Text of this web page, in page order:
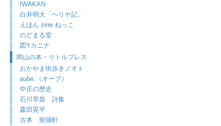
IWAKAN
白井明大「ヘリヤ記」
えほん zine ねっこ
のどまる堂
図Yカニナ
岡山の本・リトルプレス
おかやま街歩きノオト
aube.（オーブ）
中庄の歴史
石川早苗 詩集
森田晃平
古本 斑猫軒